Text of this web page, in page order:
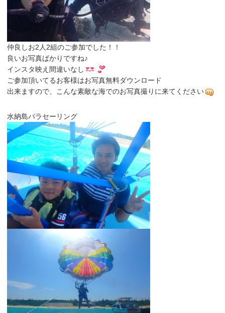
仲良しお2人2組のご参加でした！！
良いお写真ばかりですね♪
インスタ映え間違いなし
ご参加頂いてるお客様はお写真無料ダウンロード
出来ますので、こんな素敵な海でのお写真撮りに来てください
水納島パラセーリング